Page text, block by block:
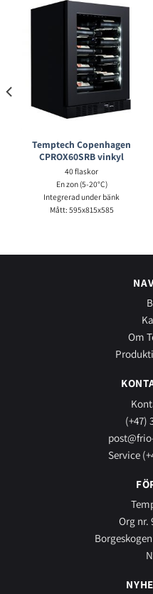
Temptech Copenhagen
CPROX60SRB vinkyl
40 flaskor
En zon (5-20°C)
Integrerad under bänk
Mått: 595x815x585
Om
(+47)
Service
Org nr.